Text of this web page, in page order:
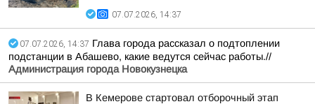
07.07.2026, 14:37
07.07.2026, 14:37 Глава города рассказал о подтоплении
подстанции в Абашево, какие ведутся сейчас работы.//
Администрация города Новокузнецка
В Кемерове стартовал отборочный этап